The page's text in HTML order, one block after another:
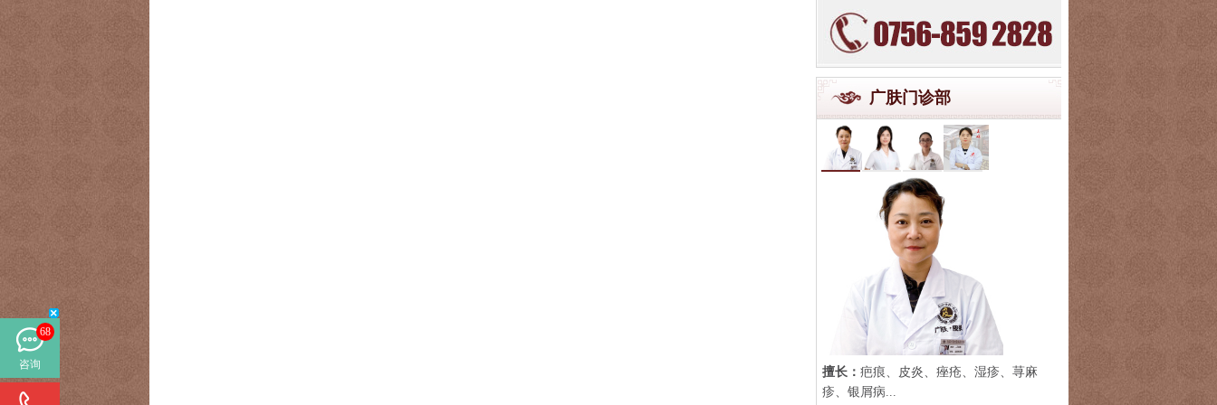
广肤门诊部
擅长： 疤痕、皮炎、痤疮、湿疹、荨麻
疹、银屑病...
68
咨询